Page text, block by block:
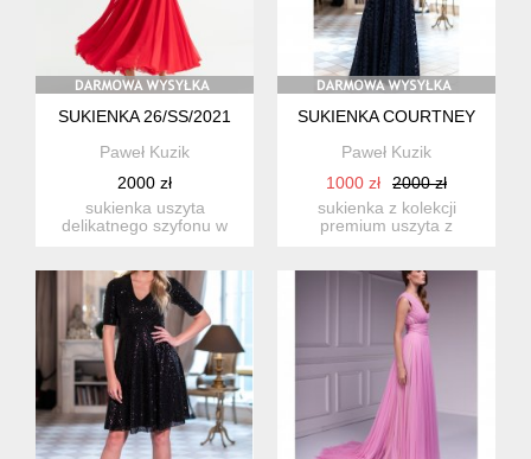
SUKIENKA 26/SS/2021
Paweł Kuzik
2000 zł
sukienka uszyta
delikatnego szyfonu w
SUKIENKA COURTNEY
Paweł Kuzik
1000 zł
2000 zł
sukienka z kolekcji
premium uszyta z